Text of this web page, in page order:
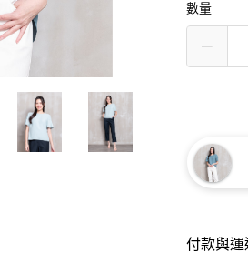
數量
付款與